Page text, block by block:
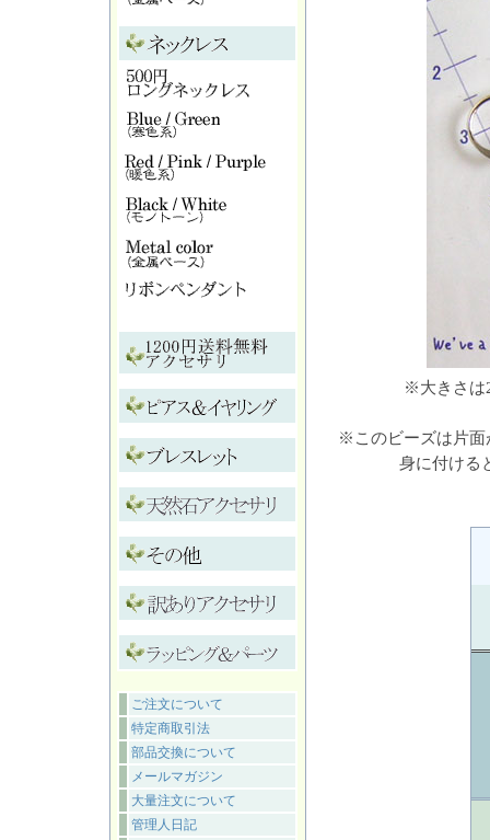
ご注文について
特定商取引法
部品交換について
メールマガジン
大量注文について
管理人日記
※大きさは
※このビーズは片面
身に付ける